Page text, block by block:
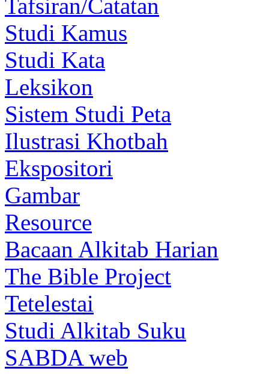
Tafsiran/Catatan
Studi Kamus
Studi Kata
Leksikon
Sistem Studi Peta
Ilustrasi Khotbah
Ekspositori
Gambar
Resource
Bacaan Alkitab Harian
The Bible Project
Tetelestai
Studi Alkitab Suku
SABDA web